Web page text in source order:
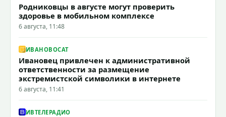
Родниковцы в августе могут проверить
здоровье в мобильном комплексе
6 августа, 11:48
ИВАНОВОCAT
Ивановец привлечен к административной
ответственности за размещение
экстремистской символики в интернете
6 августа, 11:41
ИВТЕЛЕРАДИО